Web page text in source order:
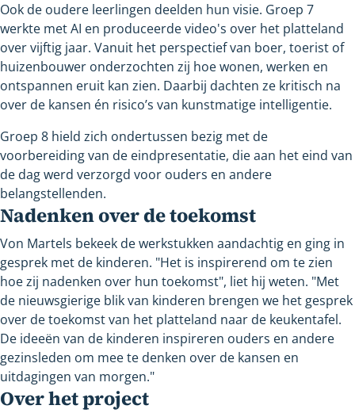
Ook de oudere leerlingen deelden hun visie. Groep 7
werkte met AI en produceerde video's over het platteland
over vijftig jaar. Vanuit het perspectief van boer, toerist of
huizenbouwer onderzochten zij hoe wonen, werken en
ontspannen eruit kan zien. Daarbij dachten ze kritisch na
over de kansen én risico’s van kunstmatige intelligentie.
Groep 8 hield zich ondertussen bezig met de
voorbereiding van de eindpresentatie, die aan het eind van
de dag werd verzorgd voor ouders en andere
belangstellenden.
Nadenken over de toekomst
Von Martels bekeek de werkstukken aandachtig en ging in
gesprek met de kinderen. "Het is inspirerend om te zien
hoe zij nadenken over hun toekomst", liet hij weten. "Met
de nieuwsgierige blik van kinderen brengen we het gesprek
over de toekomst van het platteland naar de keukentafel.
De ideeën van de kinderen inspireren ouders en andere
gezinsleden om mee te denken over de kansen en
uitdagingen van morgen."
Over het project